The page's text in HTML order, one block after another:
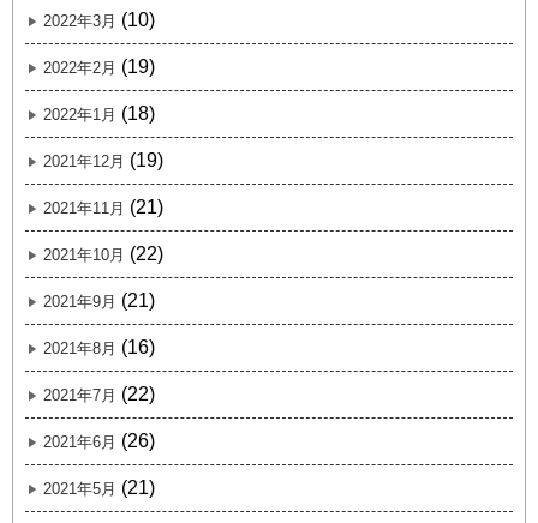
2022年3月 (10)
2022年2月 (19)
2022年1月 (18)
2021年12月 (19)
2021年11月 (21)
2021年10月 (22)
2021年9月 (21)
2021年8月 (16)
2021年7月 (22)
2021年6月 (26)
2021年5月 (21)